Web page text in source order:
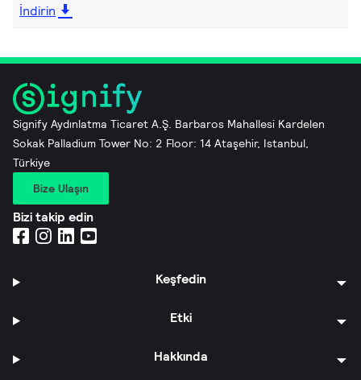
İndirin
Signify Aydınlatma Ticaret A.Ş. Barbaros Mahallesi Kardelen
Sokak Palladium Tower No: 2 Floor: 14 Ataşehir, Istanbul,
Türkiye
Bize Ulaşın
Bizi takip edin
Keşfedin
Etki
Hakkında